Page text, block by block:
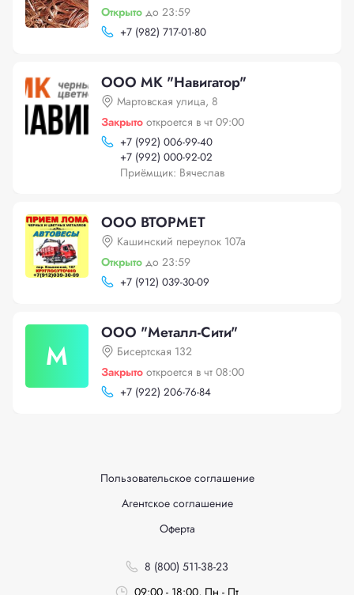
Открыто до 23:59
+7 (982) 717-01-80
ООО МК "Навигатор"
Мартовская улица, 8
Закрыто откроется в чт 09:00
+7 (992) 006-99-40
+7 (992) 000-92-02
Приёмщик: Вячеслав
ООО BTOPMEТ
Кашинский переулок 107а
Открыто до 23:59
+7 (912) 039-30-09
М
ООО "Металл-Сити"
Бисертская 132
Закрыто откроется в чт 08:00
+7 (922) 206-76-84
Пользовательское соглашение
Агентское соглашение
Оферта
8 (800) 511-38-23
09:00 - 18:00, Пн - Пт